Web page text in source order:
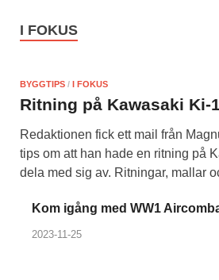
I FOKUS
BYGGTIPS / I FOKUS
Ritning på Kawasaki Ki-
Redaktionen fick ett mail från
tips om att han hade en ritning på
dela med sig av. Ritningar, mallar
Kom igång med WW1
2023-11-25